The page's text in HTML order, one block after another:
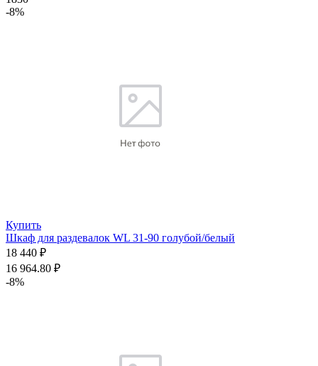
-8%
Купить
Шкаф для раздевалок WL 31-90 голубой/белый
18 440 ₽
16 964.80 ₽
-8%